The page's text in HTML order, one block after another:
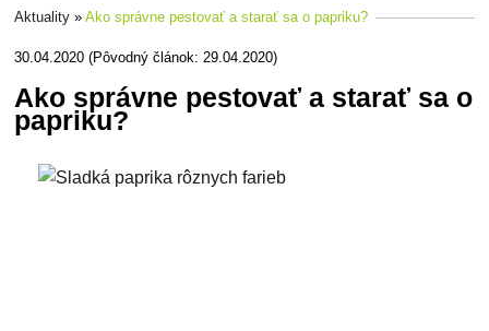
Aktuality »Ako správne pestovať a starať sa o papriku?
30.04.2020 (Pôvodný článok: 29.04.2020)
Ako správne pestovať a starať sa o
papriku?